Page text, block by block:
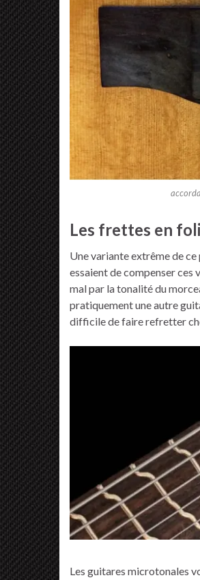
Les frettes en
Une variante extrême de
essaient de compenser
mal par la tonalité du
pratiquement une autre
difficile de faire refretter
Les guitares microtonales